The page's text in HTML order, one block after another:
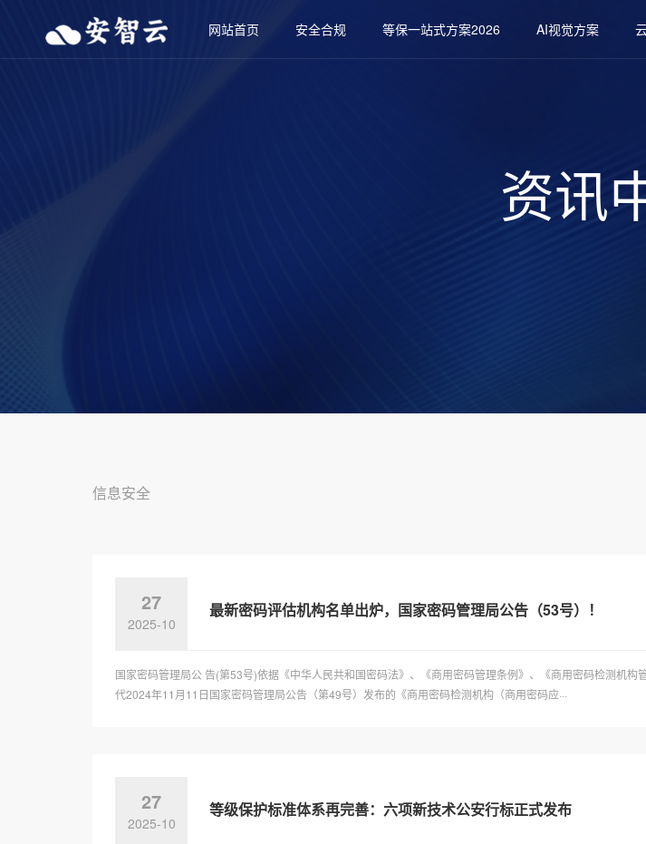
网站首页 安全合规 等保一站式方案2026 AI视觉方案
资讯
信息安全
27
2025-10
最新密码评估机构名单出炉，国家密码管理局公告（53号）！
国家密码管理局公 告(第53号)依据《中华人民共和国密码法》、《商用密码管理条例》、《商用密码检测机
代2024年11月11日国家密码管理局公告（第49号）发布的《商用密码检测机构（商用密码应···
27
2025-10
等级保护标准体系再完善：六项新技术公安行标正式发布